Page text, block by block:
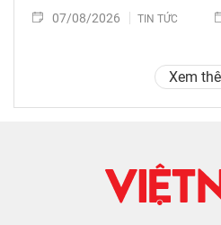
07/08/2026 TIN TỨC
Xem